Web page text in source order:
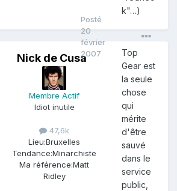
k"…)
Nick de Cusa
Membre Actif
Idiot inutile
47,6k
Lieu:Bruxelles
Tendance:Minarchiste
Ma référence:Matt
Ridley
Posté
20
février
2007
Top
Gear est
la seule
chose
qui
mérite
d'être
sauvé
dans le
service
public,